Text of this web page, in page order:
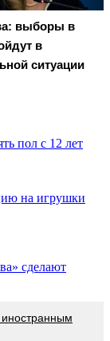
выборы в
в
ситуации
пол с 12 лет
на игрушки
сделают